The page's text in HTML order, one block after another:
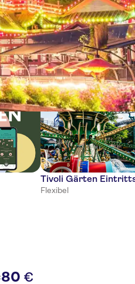
80 €
Tivoli Gärten
Flexibel